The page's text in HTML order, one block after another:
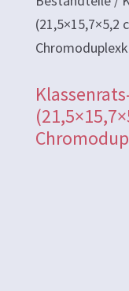
(21,5×15,7×5,2